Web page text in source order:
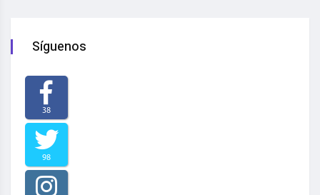
Síguenos
38
98